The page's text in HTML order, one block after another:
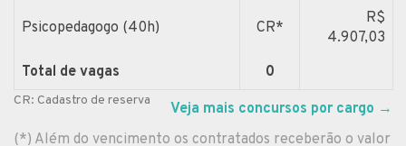
Psicopedagogo (40h) CR*
R$
4.907,03
Total de vagas
0
CR: Cadastro de reserva Veja mais concursos por cargo →
(*) Além do vencimento os contratados receberão o valor